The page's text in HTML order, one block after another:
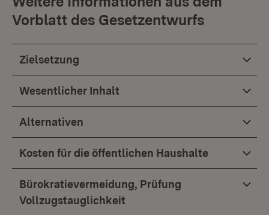
Vorblatt des Gesetzentwurfs
Zielsetzung
Wesentlicher Inhalt
Alternativen
Kosten für die öffentlichen Haushalte
Bürokratievermeidung, Prüfung
Vollzugstauglichkeit